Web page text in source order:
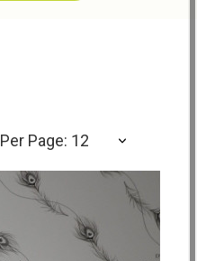
Per Page: 12